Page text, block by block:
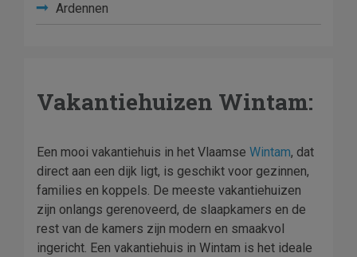
Ardennen
Vakantiehuizen Wintam:
Een mooi vakantiehuis in het Vlaamse Wintam, dat
direct aan een dijk ligt, is geschikt voor gezinnen,
families en koppels. De meeste vakantiehuizen
zijn onlangs gerenoveerd, de slaapkamers en de
rest van de kamers zijn modern en smaakvol
ingericht. Een vakantiehuis in Wintam is het ideale